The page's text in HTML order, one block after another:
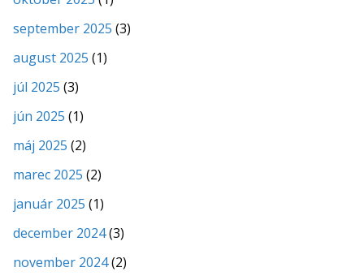
september 2025 (3)
august 2025 (1)
júl 2025 (3)
jún 2025 (1)
máj 2025 (2)
marec 2025 (2)
január 2025 (1)
december 2024(3)
november 2024(2)